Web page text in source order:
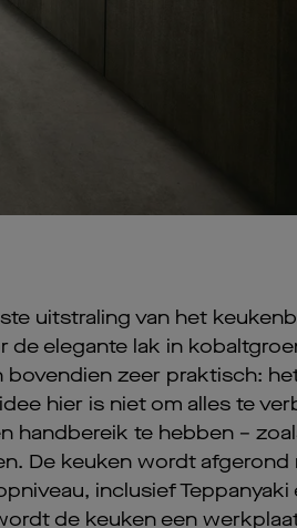
uitstraling van het
elegante lak in
bovendien zeer praktisch:
hier is niet om alles te
handbereik te hebben –
De keuken wordt afgerond
inclusief Teppanyaki
de keuken een